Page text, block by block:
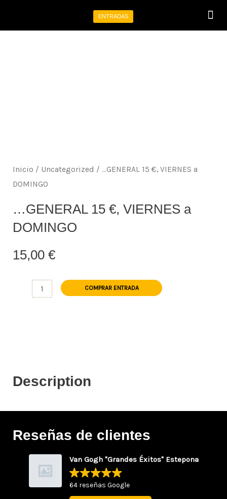
ENTRADAS
Inicio / Uncategorized / …GENERAL 15 €, VIERNES a
DOMINGO
…GENERAL 15 €, VIERNES a
DOMINGO
15,00 €
COMPRAR ENTRADA
Description
Reseñas de clientes
Van Gogh "Grandes Éxitos" Estepona
64 reseñas Google